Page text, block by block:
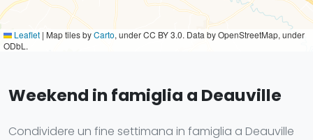
Leaflet | Map tiles byCarto, under CC BY 3.0. Data by OpenStreetMap, under
ODbL.
Weekend in famiglia a Deauville
Condividere un fine settimana in famiglia a Deauville